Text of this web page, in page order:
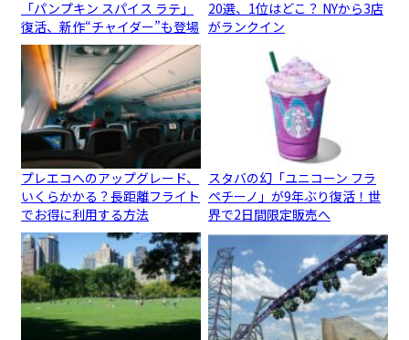
「パンプキン スパイス ラテ」
復活、新作“チャイダー”も登場
20選、1位はどこ？ NYから3店
がランクイン
プレエコへのアップグレード、
いくらかかる？長距離フライト
でお得に利用する方法
スタバの幻「ユニコーン フラ
ペチーノ」が9年ぶり復活！世
界で2日間限定販売へ